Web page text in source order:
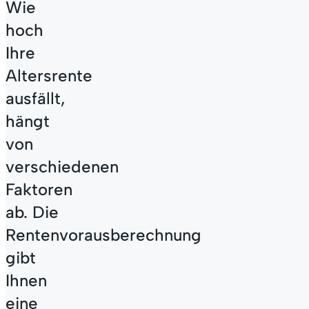
Wie
hoch
Ihre
Altersrente
ausfällt,
hängt
von
verschiedenen
Faktoren
ab. Die
Rentenvorausberechnung
gibt
Ihnen
eine